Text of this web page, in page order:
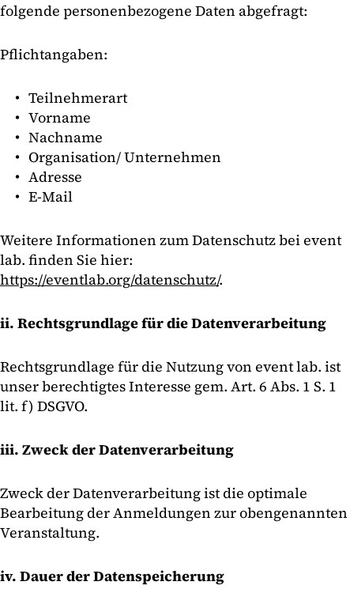
folgende personenbezogene Daten abgefragt:
Pflichtangaben:
Teilnehmerart
Vorname
Nachname
Organisation/ Unternehmen
Adresse
E-Mail
Weitere Informationen zum Datenschutz bei event
lab. finden Sie hier:
https://eventlab.org/datenschutz/.
ii. Rechtsgrundlage für die Datenverarbeitung
Rechtsgrundlage für die Nutzung von event lab. ist
unser berechtigtes Interesse gem. Art. 6 Abs. 1 S. 1
lit. f) DSGVO.
iii. Zweck der Datenverarbeitung
Zweck der Datenverarbeitung ist die optimale
Bearbeitung der Anmeldungen zur obengenannten
Veranstaltung.
iv. Dauer der Datenspeicherung